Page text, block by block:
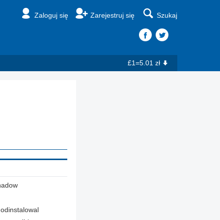
Zaloguj się Zarejestruj się Szukaj
£1=5.01 zł